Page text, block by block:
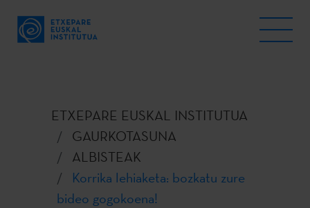
ETXEPARE EUSKAL INSTITUTUA
GAURKOTASUNA
ALBISTEAK
Korrika lehiaketa: bozkatu zure
bideo gogokoena!